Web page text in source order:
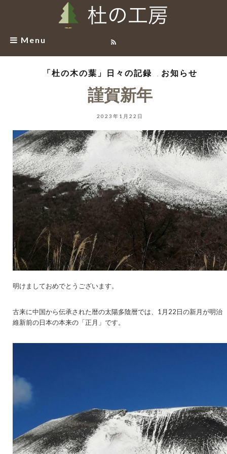
Menu
「杜の木の葉」日々の記録 お知らせ
謹賀新年
2023年1月22日
明けましておめでとうございます。
古来に中国から伝承された暦の太陽多陰暦では、1月22日の新月が明治
維新前の日本の本来の「正月」です。